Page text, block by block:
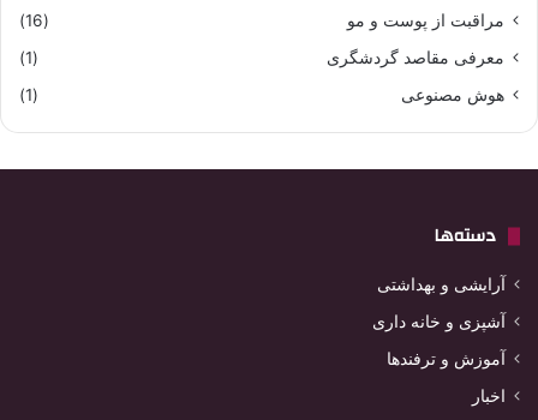
مراقبت از پوست و مو
(16)
معرفی مقاصد گردشگری
(1)
هوش مصنوعی
(1)
دسته‌ها
آرایشی و بهداشتی
آشپزی و خانه داری
آموزش و ترفندها
اخبار